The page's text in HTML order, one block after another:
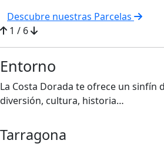
Descubre nuestras Parcelas
1 / 6
Entorno
La Costa Dorada te ofrece un sinfín
diversión, cultura, historia…
Tarragona